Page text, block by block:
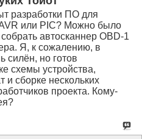
разработки ПО для
или PIC? Можно было
автосканнер OBD-1
Я, к сожалению, в
силён, но готов
схемы устройства,
и сборке нескольких
проекта. Кому-